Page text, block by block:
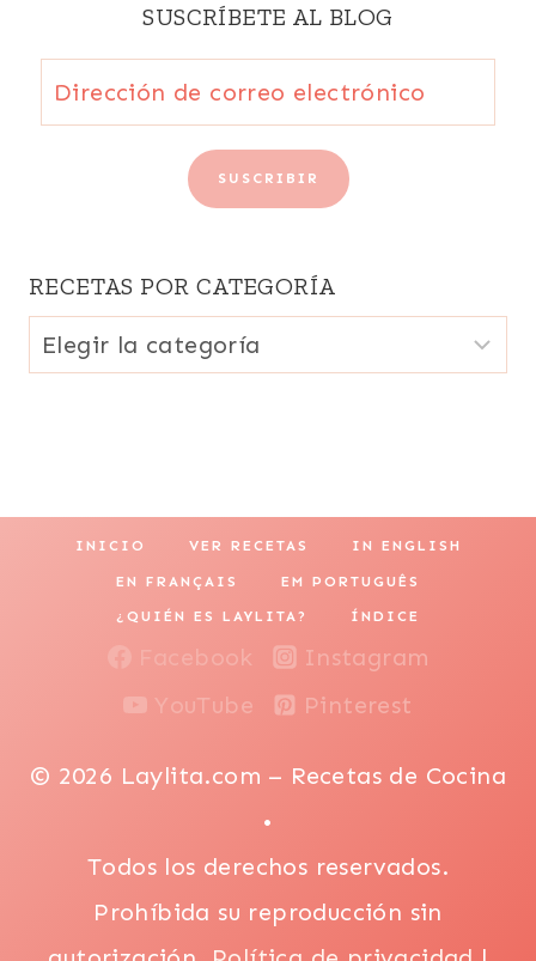
SUSCRÍBETE AL BLOG
Dirección
de
SUSCRIBIR
RECETAS POR CATEGORÍA
Recetas
por
INICIO VER RECETAS IN ENGLISH
EN FRANÇAIS EM PORTUGUÊS
¿QUIÉN ES LAYLITA? ÍNDICE
Facebook
Instagram
YouTube
Pinterest
© 2026 Laylita.com – Recetas de Cocina
•
Todos los derechos reservados.
Prohíbida su reproducción sin